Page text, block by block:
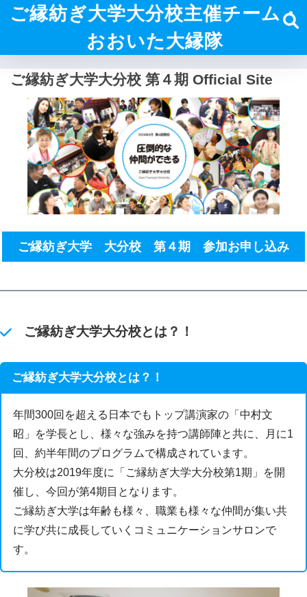
ご縁紡ぎ大学大分校主催チーム・
おおいた大縁隊
ご縁紡ぎ大学大分校 第４期 Official Site
ご縁紡ぎ大学 大分校 第４期 参加お申し込み
ご縁紡ぎ大学大分校とは？！
ご縁紡ぎ大学大分校とは？！
年間300回を超える日本でもトップ講演家の「中村文
昭」を学長とし、様々な強みを持つ講師陣と共に、月に1
回、約半年間のプログラムで構成されています。
大分校は2019年度に「ご縁紡ぎ大学大分校第1期」を開
催し、今回が第4期目となります。
ご縁紡ぎ大学は年齢も様々、職業も様々な仲間が集い共
に学び共に成長していくコミュニケーションサロンで
す。